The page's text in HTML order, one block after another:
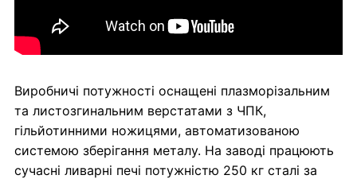
Виробничі потужності оснащені плазморізальним
та листозгинальним верстатами з ЧПК,
гільйотинними ножицями, автоматизованою
системою зберігання металу. На заводі працюють
сучасні ливарні печі потужністю 250 кг сталі за